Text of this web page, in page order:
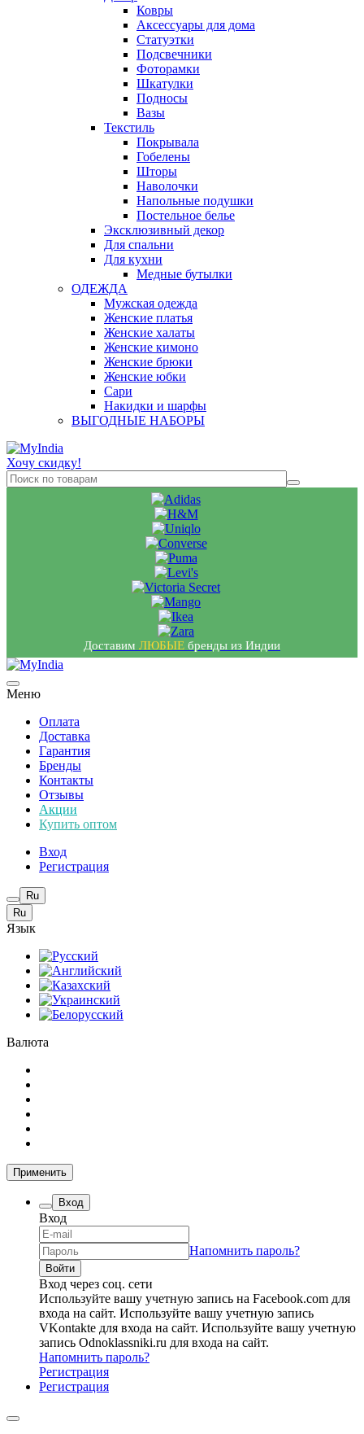
Ковры
Аксессуары для дома
Статуэтки
Подсвечники
Фоторамки
Шкатулки
Подносы
Вазы
Текстиль
Покрывала
Гобелены
Шторы
Наволочки
Напольные подушки
Постельное белье
Эксклюзивный декор
Для спальни
Для кухни
Медные бутылки
ОДЕЖДА
Мужская одежда
Женские платья
Женские халаты
Женские кимоно
Женские брюки
Женские юбки
Сари
Накидки и шарфы
ВЫГОДНЫЕ НАБОРЫ
Хочу скидку!
Доставим ЛЮБЫЕ бренды из Индии
Меню
Оплата
Доставка
Гарантия
Бренды
Контакты
Отзывы
Акции
Купить оптом
Вход
Регистрация
Ru
Ru
Язык
Валюта
Применить
Вход
Вход
Напомнить пароль?
Вход через соц. сети
Используйте вашу учетную запись на Facebook.com для
входа на сайт. Используйте вашу учетную запись
VKontakte для входа на сайт. Используйте вашу учетную
запись Odnoklassniki.ru для входа на сайт.
Напомнить пароль?
Регистрация
Регистрация